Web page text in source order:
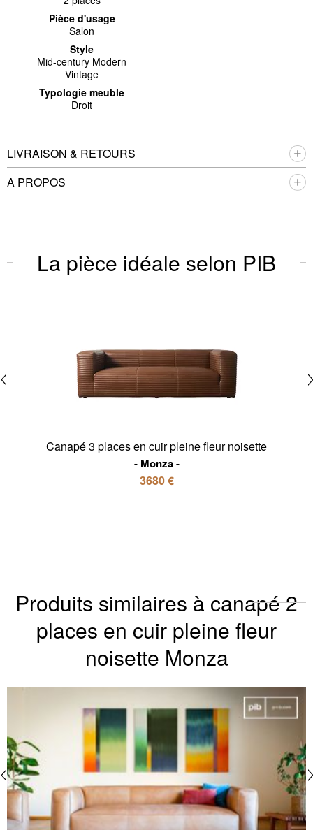
Pièce d'usage
Salon
Style
Mid-century Modern
Vintage
Typologie meuble
Droit
LIVRAISON & RETOURS
A PROPOS
La pièce idéale selon PIB
Canapé 3 places en cuir pleine fleur noisette
Monza
3680 €
Produits similaires à canapé 2
places en cuir pleine fleur
noisette Monza